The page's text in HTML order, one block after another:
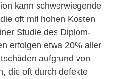
kann schwerwiegende
oft mit hohen Kosten
Studie des Diplom-
erfolgen etwa 20% aller
aufgrund von
die oft durch defekte